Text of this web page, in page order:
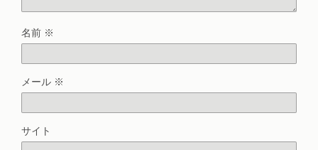
名前 ※
メール ※
サイト